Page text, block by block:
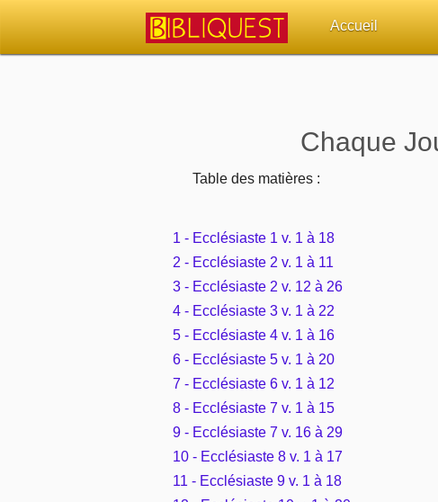
Accueil
Autres sites
Outils
Paramètres
Chaque
Table des matières :
1 - Ecclésiaste 1 v. 1 à 18
2 - Ecclésiaste 2 v. 1 à 11
3 - Ecclésiaste 2 v. 12 à 26
4 - Ecclésiaste 3 v. 1 à 22
5 - Ecclésiaste 4 v. 1 à 16
6 - Ecclésiaste 5 v. 1 à 20
7 - Ecclésiaste 6 v. 1 à 12
8 - Ecclésiaste 7 v. 1 à 15
9 - Ecclésiaste 7 v. 16 à 29
10 - Ecclésiaste 8 v. 1 à 17
11 - Ecclésiaste 9 v. 1 à 18